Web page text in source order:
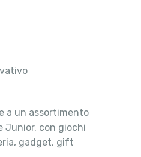
a un assortimento
Junior, con giochi
gadget, gift